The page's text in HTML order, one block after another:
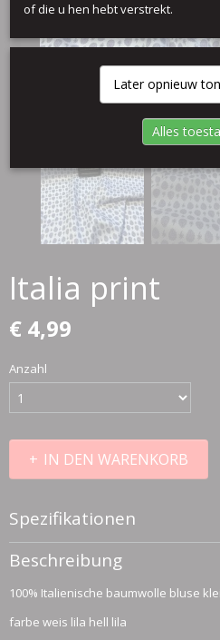
Italia print
€ 4,99
Anzahl
IN DEN WARENKORB
Spezifikationen
Größe (l,b,h)
50 x 140 x 0 cm
Beschreibung
100% Italienische baumwolle bluse
farbe weis lila hell lila
of die u hen hebt verstrekt.
Later opnieuw
Alles